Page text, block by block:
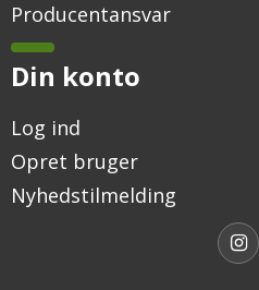
Producentansvar
Din konto
Log ind
Opret bruger
Nyhedstilmelding